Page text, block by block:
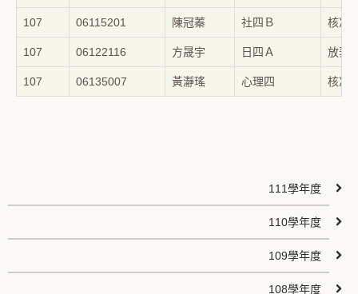
107 06115201 陳冠蓁 社四Ｂ 核准
107 06122116 方晟宇 日四Ａ 放棄
107 06135007 黃瀞瑤 心理四 核准
111學年度
110學年度
109學年度
108學年度